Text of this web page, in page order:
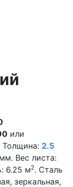
или
Толщина: 2.5
Вес листа:
6.25 м2. Сталь
зеркальная,